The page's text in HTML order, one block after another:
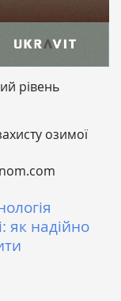
рівень
озимої
як надійно